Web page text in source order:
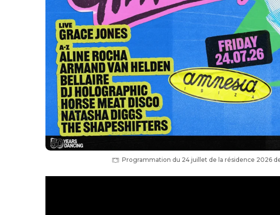
Programmation du 24 juillet de la résidence 2026